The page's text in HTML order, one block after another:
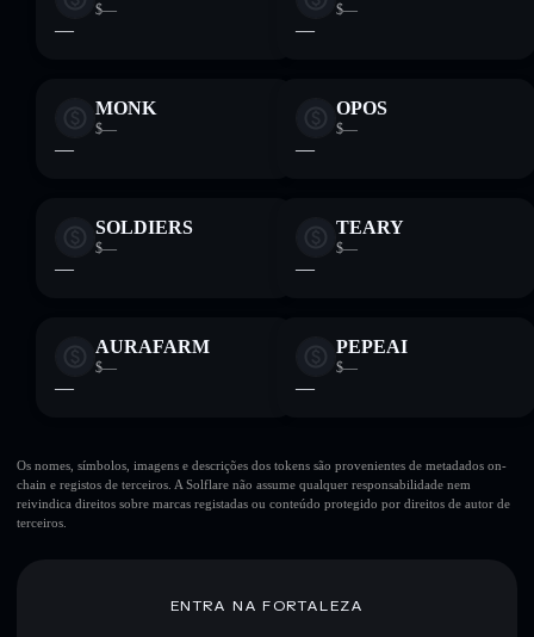
$—
—
$—
—
MONK
$—
—
OPOS
$—
—
SOLDIERS
$—
—
TEARY
$—
—
AURAFARM
$—
—
PEPEAI
$—
—
Os nomes, símbolos, imagens e descrições dos tokens são provenientes de metadados on-
chain e registos de terceiros. A Solflare não assume qualquer responsabilidade nem
reivindica direitos sobre marcas registadas ou conteúdo protegido por direitos de autor de
terceiros.
ENTRA NA FORTALEZA